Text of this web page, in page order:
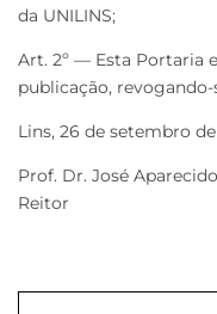
da UNILINS;
Art. 2º — Esta Portaria
publicação,
Lins, 26 de setembro de
Prof. Dr. José
Reitor